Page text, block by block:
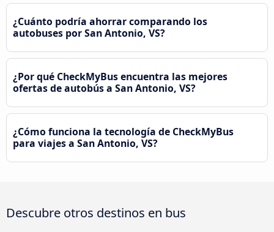
¿Cuánto podría ahorrar comparando los
autobuses por San Antonio, VS?
¿Por qué CheckMyBus encuentra las mejores
ofertas de autobús a San Antonio, VS?
¿Cómo funciona la tecnología de CheckMyBus
para viajes a San Antonio, VS?
Descubre otros destinos en bus